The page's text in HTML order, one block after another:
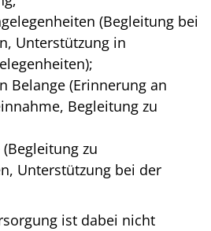
(Begleitung bei
Unterstützung in
Belange (Erinnerung an
Begleitung zu
zu
Unterstützung bei der
ist dabei nicht